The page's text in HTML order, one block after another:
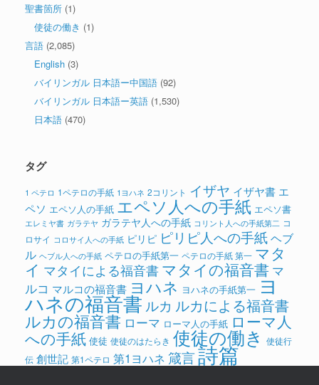
聖書箇所 (1)
使徒の働き (1)
言語 (2,085)
English (3)
バイリンガル 日本語ー中国語 (92)
バイリンガル 日本語ー英語 (1,530)
日本語 (470)
タグ
1 ペテロ 1ペテロの手紙 1ヨハネ 2コリント イザヤ イザヤ書 エ
ペソ エペソ人の手紙 エペソ人への手紙 エペソ書
エレミヤ書 ガラテヤ ガラテヤ人への手紙 コリント人への手紙第二 コ
ロサイ コロサイ人への手紙 ピリピ ピリピ人への手紙ヘブ
ル ヘブル人への手紙 ペテロの手紙第一 ペテロの手紙 第一 マタ
イ マタイによる福音書 マタイの福音書 マ
ルコ マルコの福音書 ヨハネ ヨハネの手紙第一 ヨ
ハネの福音書 ルカ ルカによる福音書
ルカの福音書 ローマ ローマ人の手紙 ローマ人
への手紙 使徒 使徒のはたらき 使徒の働き 使徒行
伝 創世記 第1ペテロ 第1ヨハネ 箴言詩篇